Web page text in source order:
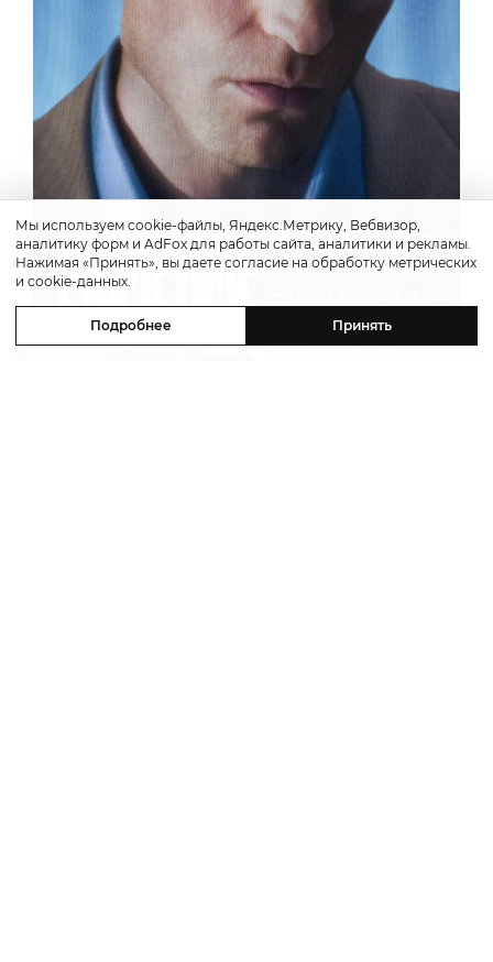
Мы используем cookie-файлы, Яндекс.Метрику, Вебвизор,
аналитику форм и AdFox для работы сайта, аналитики и рекламы.
Нажимая «Принять», вы даете согласие на обработку метрических
и cookie-данных.
Подробнее Принять